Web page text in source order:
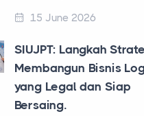
15 June 2026
SIUJPT: Langkah
Membangun Bisnis
yang Legal dan Siap
Bersaing.